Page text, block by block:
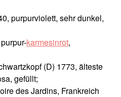
purpurviolett, sehr dunkel,
karmesinrot,
(D) 1773, älteste
gefüllt;
des Jardins, Frankreich